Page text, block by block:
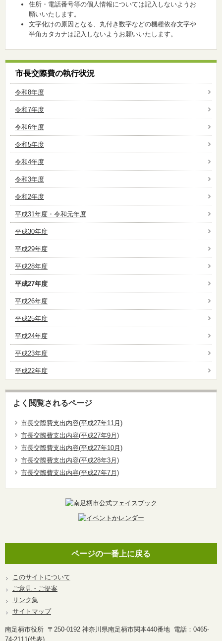
住所・電話番号等の個人情報については記入しないようお
願いいたします。
文字化けの原因となる、丸付き数字などの機種依存文字や
半角カタカナは記入しないようお願いいたします。
市長交際費の執行状況
令和8年度
令和7年度
令和6年度
令和5年度
令和4年度
令和3年度
令和2年度
平成31年度・令和元年度
平成30年度
平成29年度
平成28年度
平成27年度
平成26年度
平成25年度
平成24年度
平成23年度
平成22年度
よく閲覧されるページ
市長交際費支出内容(平成27年11月)
市長交際費支出内容(平成27年9月)
市長交際費支出内容(平成27年10月)
市長交際費支出内容(平成28年3月)
市長交際費支出内容(平成27年7月)
ページの一番上に戻る
このサイトについて
ご意見・ご提案
リンク集
サイトマップ
南足柄市役所 〒250-0192 神奈川県南足柄市関本440番地 電話：0465-
74-2111(代表)